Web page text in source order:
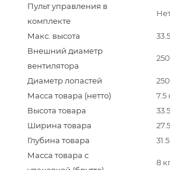
Пульт управления в
комплекте
Макс. высота
Внешний диаметр
вентилятора
Диаметр лопастей
Масса товара (нетто)
7.5
Высота товара
Ширина товара
Глубина товара
Масса товара с
8